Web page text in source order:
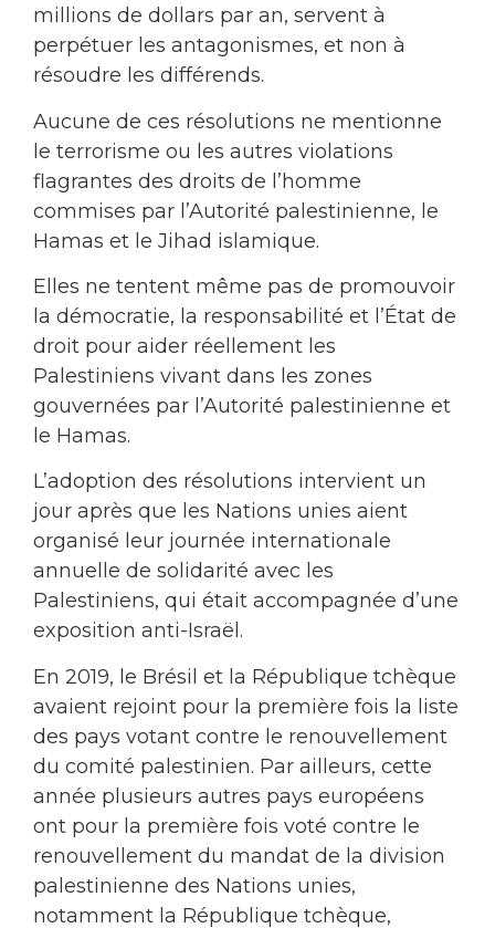
millions de dollars par an, servent à
perpétuer les antagonismes, et non à
résoudre les différends.
Aucune de ces résolutions ne mentionne
le terrorisme ou les autres violations
flagrantes des droits de l’homme
commises par l’Autorité palestinienne, le
Hamas et le Jihad islamique.
Elles ne tentent même pas de promouvoir
la démocratie, la responsabilité et l’État de
droit pour aider réellement les
Palestiniens vivant dans les zones
gouvernées par l’Autorité palestinienne et
le Hamas.
L’adoption des résolutions intervient un
jour après que les Nations unies aient
organisé leur journée internationale
annuelle de solidarité avec les
Palestiniens, qui était accompagnée d’une
exposition anti-Israël.
En 2019, le Brésil et la République tchèque
avaient rejoint pour la première fois la liste
des pays votant contre le renouvellement
du comité palestinien. Par ailleurs, cette
année plusieurs autres pays européens
ont pour la première fois voté contre le
renouvellement du mandat de la division
palestinienne des Nations unies,
notamment la République tchèque,